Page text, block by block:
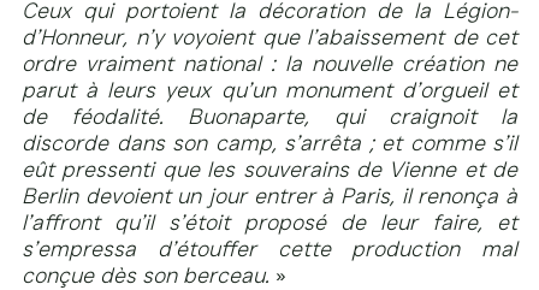
Ceux qui portoient la décoration de la Légion-
d’Honneur, n’y voyoient que l’abaissement de cet
ordre vraiment national : la nouvelle création ne
parut à leurs yeux qu’un monument d’orgueil et
de féodalité. Buonaparte, qui craignoit la
discorde dans son camp, s’arrêta ; et comme s’il
eût pressenti que les souverains de Vienne et de
Berlin devoient un jour entrer à Paris, il renonça à
l’affront qu’il s’étoit proposé de leur faire, et
s’empressa d’étouffer cette production mal
conçue dès son berceau. »